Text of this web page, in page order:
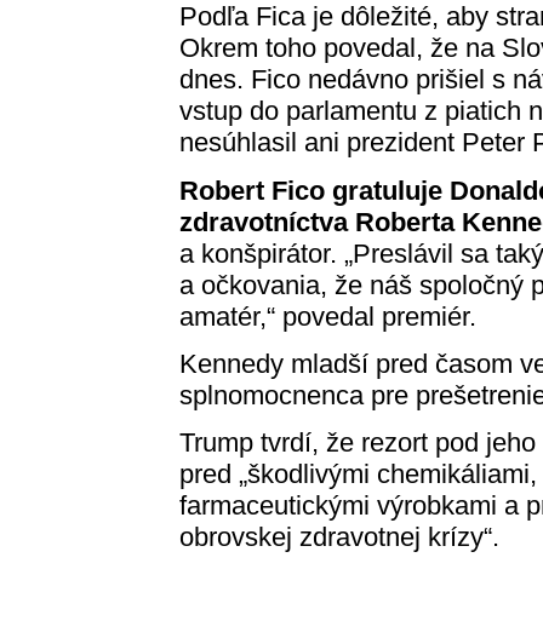
Podľa Fica je dôležité, aby
Okrem toho povedal, že na
dnes. Fico nedávno prišiel s
vstup do parlamentu z piatich
nesúhlasil ani prezident Peter
Robert Fico gratuluje
zdravotníctva Roberta
a konšpirátor. „Preslávil sa
a očkovania, že náš spoločný
amatér,“ povedal premiér.
Kennedy mladší pred časom
splnomocnenca pre
Trump tvrdí, že rezort pod
pred „škodlivými
farmaceutickými výrobkami a
obrovskej zdravotnej krízy“.